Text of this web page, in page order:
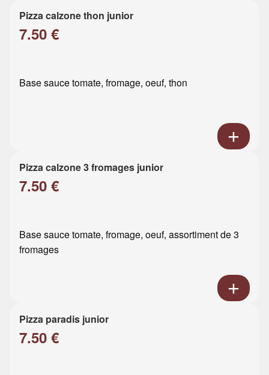
Pizza calzone thon junior
7.50 €
Base sauce tomate, fromage, oeuf, thon
Pizza calzone 3 fromages junior
7.50 €
Base sauce tomate, fromage, oeuf, assortiment de 3
fromages
Pizza paradis junior
7.50 €